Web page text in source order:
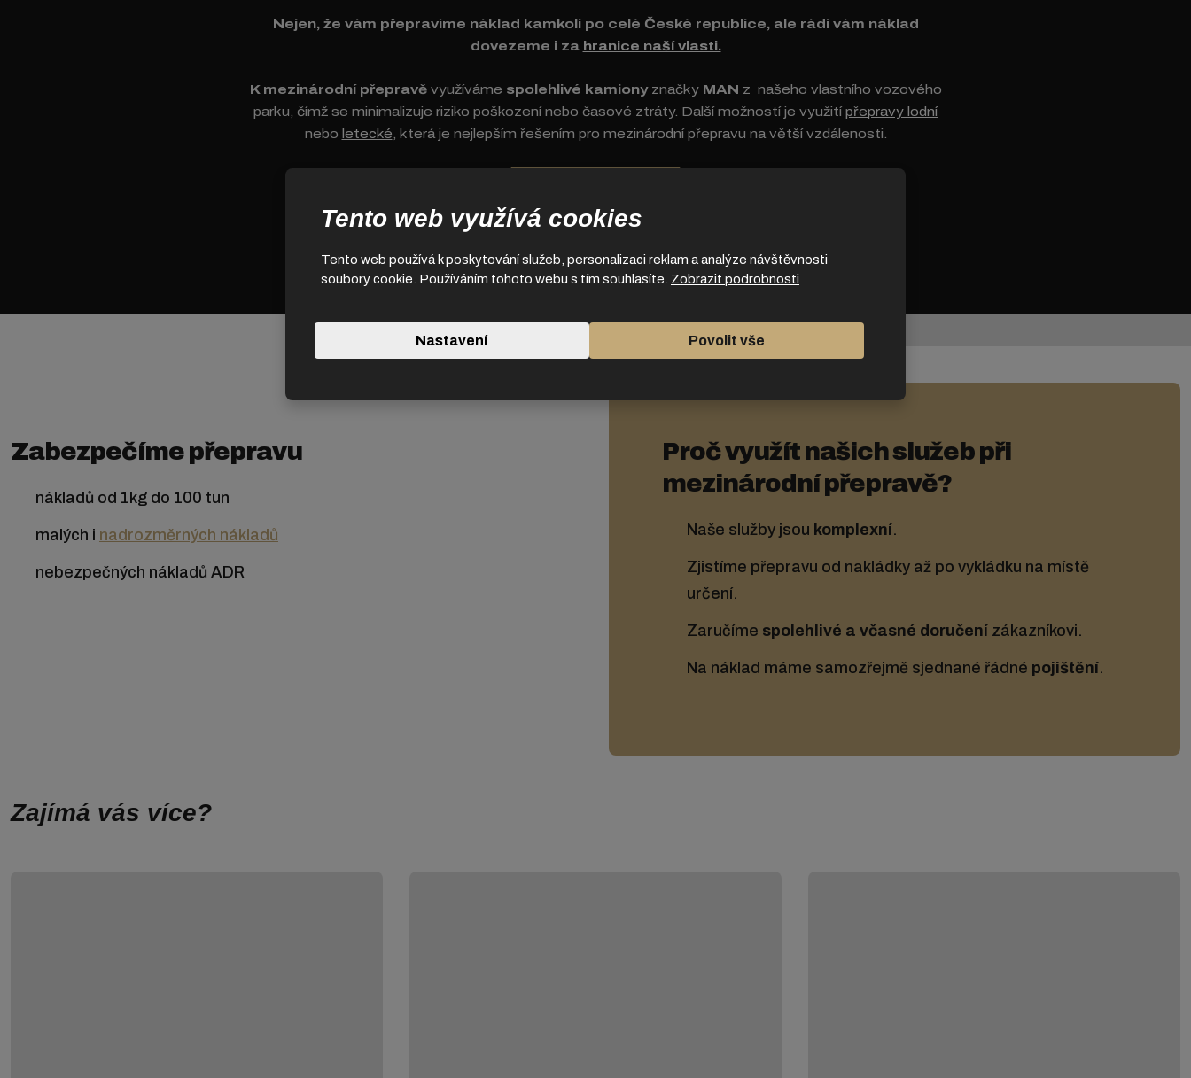
Nejen, že vám přepravíme náklad kamkoli po celé České republice, ale rádi vám náklad
dovezeme i za hranice naší vlasti.
K mezinárodní přepravěvyužíváme spolehlivé kamionyznačky MAN z našeho vlastního vozového
parku, čímž se minimalizuje riziko poškození nebo časové ztráty. Další možností je využití přepravy lodní
nebo letecké, která je nejlepším řešením pro mezinárodní přepravu na větší vzdálenosti.
Zabezpečíme přepravu
nákladů od 1kg do 100 tun
malých i nadrozměrných nákladů
nebezpečných nákladů ADR
Proč využít našich služeb při
mezinárodní přepravě?
Naše služby jsou komplexní.
Zjistíme přepravu od nakládky až po vykládku na místě
určení.
Zaručíme spolehlivé a včasné doručení zákazníkovi.
Na náklad máme samozřejmě sjednané řádné pojištění.
Zajímá vás více?
Tento web využívá cookies
Tento web používá k poskytování služeb, personalizaci reklam a analýze návštěvnosti
soubory cookie. Používáním tohoto webu s tím souhlasíte. Zobrazit podrobnosti
Nastavení Povolit vše